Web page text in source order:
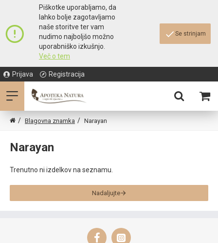
Piškotke uporabljamo, da
lahko bolje zagotavljamo
naše storitve ter vam
nudimo najboljšo možno
uporabniško izkušnjo.
Več o tem
Se strinjam
Prijava Registracija
Blagovna znamka Narayan
Narayan
Trenutno ni izdelkov na seznamu.
Nadaljujte